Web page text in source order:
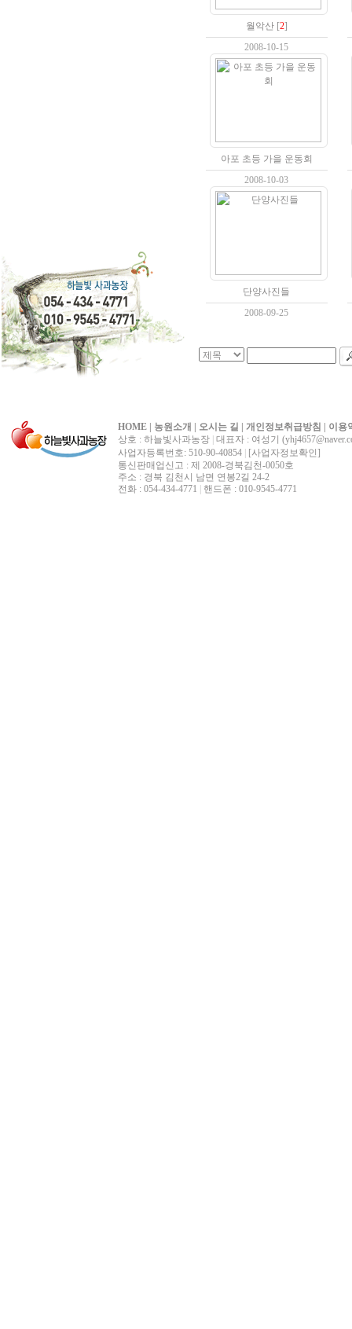
월악산[2]
2008-10-15
아포 초등 가을 운동회
2008-10-03
단양사진들
2008-09-25
HOME 농원소개 오시는 길 개인정보취급방침
이용
상호 : 하늘빛사과농장 대표자 : 여성기
사업자등록번호: 510-90-40854
[사업자정보확인]
통신판매업신고 : 제 2008-경북김천-0050호
주소 : 경북 김천시 남면 연봉2길 24-2
전화 : 054-434-4771
핸드폰 : 010-9545-4771